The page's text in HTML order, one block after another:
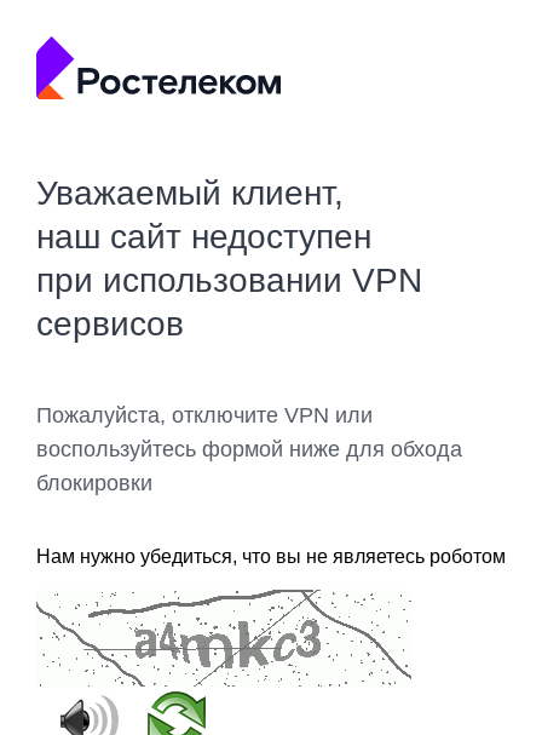
Уважаемый клиент,
наш сайт недоступен
при использовании VPN
сервисов
Пожалуйста, отключите VPN или
воспользуйтесь формой ниже для обхода
блокировки
Нам нужно убедиться, что вы не являетесь роботом